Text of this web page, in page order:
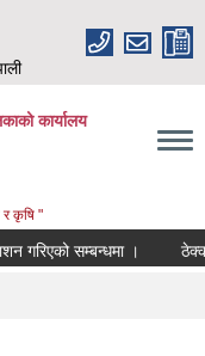
कार्यालय
र कृषि "
गरिएको सम्बन्धमा ।